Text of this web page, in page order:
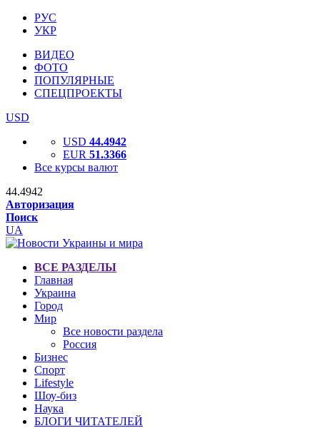
РУС
УКР
ВИДЕО
ФОТО
ПОПУЛЯРНЫЕ
СПЕЦПРОЕКТЫ
USD
USD 44.4942
EUR 51.3366
Все курсы валют
44.4942
Авторизация
Поиск
UA
ВСЕ РАЗДЕЛЫ
Главная
Украина
Город
Мир
Все новости раздела
Россия
Бизнес
Спорт
Lifestyle
Шоу-биз
Наука
БЛОГИ ЧИТАТЕЛЕЙ